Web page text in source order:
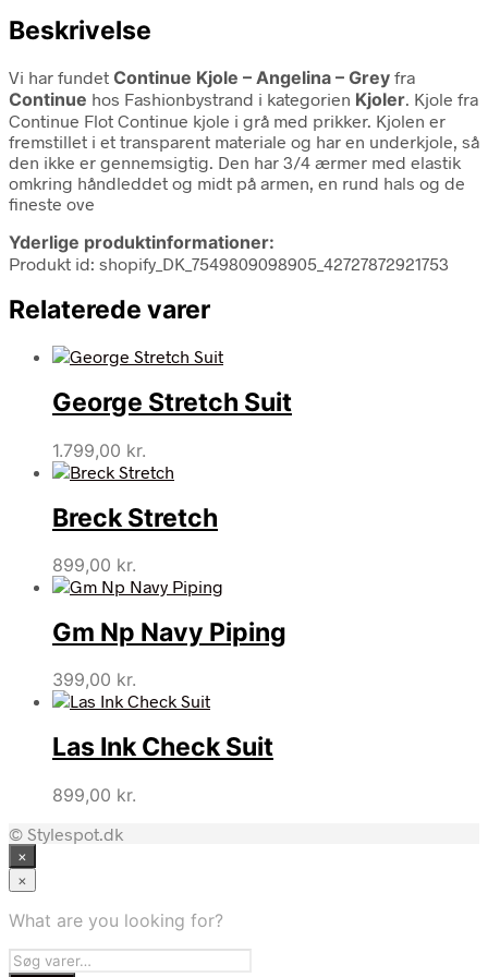
Beskrivelse
Vi har fundet Continue Kjole – Angelina – Grey fra
Continue hos Fashionbystrand i kategorien Kjoler. Kjole fra
Continue Flot Continue kjole i grå med prikker. Kjolen er
fremstillet i et transparent materiale og har en underkjole, så
den ikke er gennemsigtig. Den har 3/4 ærmer med elastik
omkring håndleddet og midt på armen, en rund hals og de
fineste ove
Yderlige produktinformationer:
Produkt id: shopify_DK_7549809098905_42727872921753
Relaterede varer
George Stretch Suit
1.799,00 kr.
Breck Stretch
899,00 kr.
Gm Np Navy Piping
399,00 kr.
Las Ink Check Suit
899,00 kr.
© Stylespot.dk
×
×
What are you looking for?